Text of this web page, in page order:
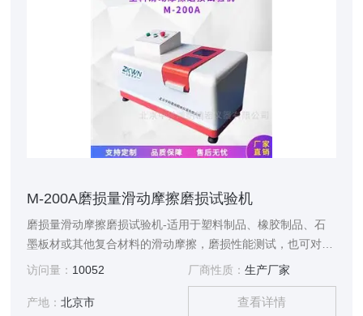
M-200A磨损量滑动摩擦磨损试验机
磨损量滑动摩擦磨损试验机-适用于塑料制品、橡胶制品、石
墨板材或其他复合材料的滑动摩擦，磨损性能测试，也可对试
验中试样的磨擦力、磨擦系数和磨损量进行测定。本仪器融合
磨损试验机的功能进行升级改造而成，本仪器具有测控精度
访问量： 10052 厂商性质： 生产厂家
产地：北京市 查看详情